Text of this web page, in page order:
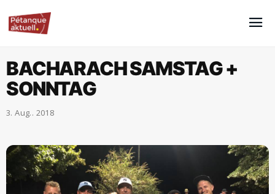
BACHARACH SAMSTAG +
SONNTAG
3. Aug.. 2018